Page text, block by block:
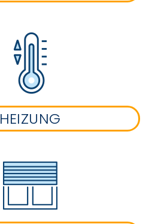
HEIZUNG